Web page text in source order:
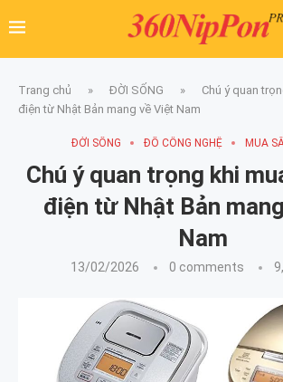
Trang chủ » ĐỜI SỐNG »
Chú ý quan
điện từ Nhật Bản mang về Việt Nam
ĐỜI SỐNG ĐỒ CÔNG NGHỆ MUA
Chú ý quan trọng khi
điện từ Nhật Bản
Nam
13/02/2026 0 comments